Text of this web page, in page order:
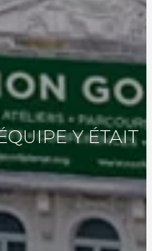
Y ÉTAIT